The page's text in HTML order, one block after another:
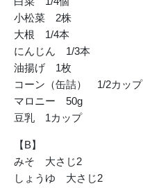
小松菜 2株
大根 1/4本
にんじん 1/3本
油揚げ 1枚
コーン（缶詰） 1/2カップ
マロニー 50g
豆乳 1カップ
【B】
みそ 大さじ2
しょうゆ 大さじ2